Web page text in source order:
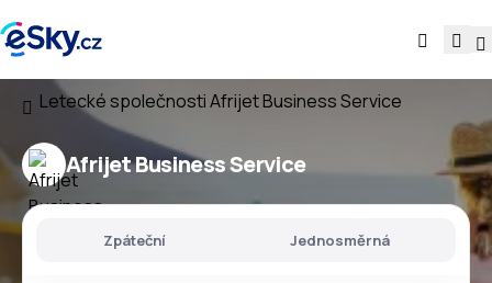
Letecké společnostiAfrijet Business Service
Afrijet Business Service
Zpáteční Jednosměrná